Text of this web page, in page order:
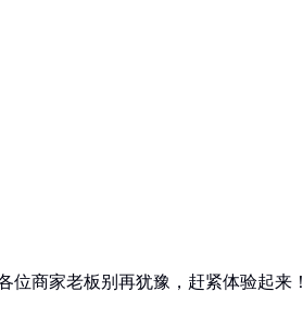
位商家老板别再犹豫，赶紧体验起来！